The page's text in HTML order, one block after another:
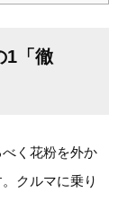
1「徹
く花粉を外か
クルマに乗り